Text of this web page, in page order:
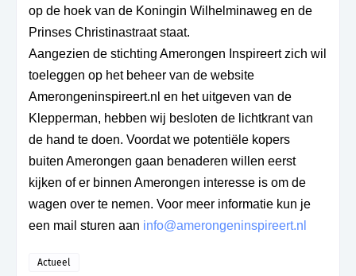
op de hoek van de Koningin Wilhelminaweg en de
Prinses Christinastraat staat.
Aangezien de stichting Amerongen Inspireert zich wil
toeleggen op het beheer van de website
Amerongeninspireert.nl en het uitgeven van de
Klepperman, hebben wij besloten de lichtkrant van
de hand te doen. Voordat we potentiële kopers
buiten Amerongen gaan benaderen willen eerst
kijken of er binnen Amerongen interesse is om de
wagen over te nemen. Voor meer informatie kun je
een mail sturen aan info@amerongeninspireert.nl
Actueel